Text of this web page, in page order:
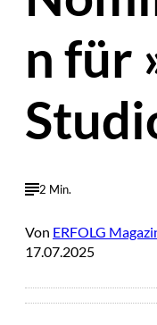
n für
2 Min.
Von ERFOLG
17.07.2025